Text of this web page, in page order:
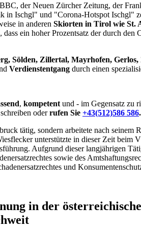
der Neuen Zürcher Zeitung, der
Ischgl" und "Corona-Hotspot Ischgl"
in anderen Skiorten in Tirol wie St.
ein hoher Prozentsatz der durch
Sölden, Zillertal, Mayrhofen,
Verdienstentgang durch einen
, kompetent und - im Gegensatz zu
oderrufen Sie +43(512)586 586.
tätig, sondern arbeitete nach seinem
unterstützte in dieser Zeit
Aufgrund dieser langjährigen
sowie des
und
in der